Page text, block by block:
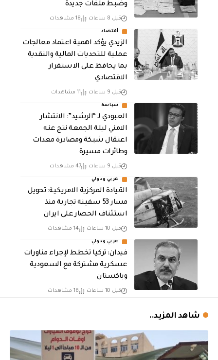
وضبط ملفات جديدة
قبل 8 ساعات 18 مشاهدات
أقتصاد
الزيدي يؤكد اهمية اعتماد معالجات
عملية للتحديات المالية والنقدية
بما يحافظ على الاستقرار
الاقتصادي
قبل 9 ساعات 11 مشاهدات
سياسة
العبودي لـ “الرشيد”: الانتشار
الامني ليلة الجمعة نتج عنه
اعتقال شبكة ومصادرة معدات
وطائرات مسيرة
قبل 9 ساعات 47 مشاهدات
عربي ودولي
القيادة المركزية الامريكية: تحويل
مسار 53 سفينة تجارية منذ
استئناف الحصار على ايران
قبل 10 ساعات 14 مشاهدات
عربي ودولي
فيدان: تركيا تخطط لإجراء مناورات
عسكرية مشتركة مع السعودية
وباكستان
قبل 10 ساعات 16 مشاهدات
شاهد المزيد..